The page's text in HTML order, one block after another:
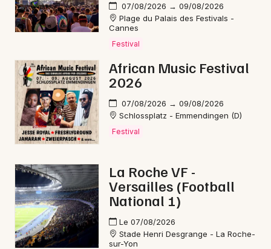
Je m'abonne
07/08/2026 → 09/08/2026
Plage du Palais des Festivals -
Cannes
Festival
African Music Festival
2026
07/08/2026 → 09/08/2026
Schlossplatz - Emmendingen (D)
Festival
La Roche VF -
Versailles (Football
National 1)
Le 07/08/2026
Stade Henri Desgrange - La Roche-
sur-Yon